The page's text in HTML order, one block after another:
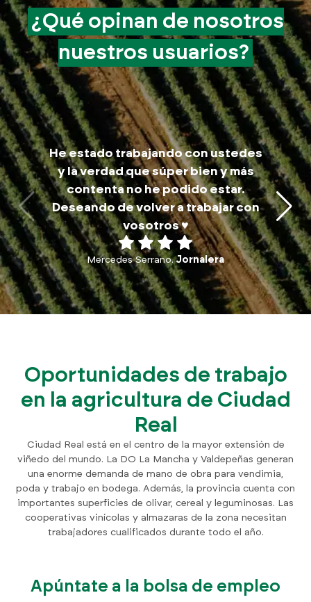
¿Qué opinan de nosotros
nuestros usuarios?
He estado trabajando con ustedes
y la verdad que súper bien y más
contenta no he podido estar.
Deseando de volver a trabajar con
vosotros ♥️
Mercedes Serrano.Jornalera
Oportunidades de trabajo
en la agricultura de Ciudad
Real
Ciudad Real está en el centro de la mayor extensión de
viñedo del mundo. La DO La Mancha y Valdepeñas generan
una enorme demanda de mano de obra para vendimia,
poda y trabajo en bodega. Además, la provincia cuenta con
importantes superficies de olivar, cereal y leguminosas. Las
cooperativas vinícolas y almazaras de la zona necesitan
trabajadores cualificados durante todo el año.
Apúntate a la bolsa de empleo